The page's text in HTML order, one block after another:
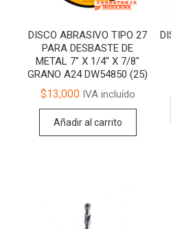
DISCO ABRASIVO TIPO 27
PARA DESBASTE DE
METAL 7″ X 1/4″ X 7/8″
GRANO A24 DW54850 (25)
$13,000IVA incluído
Añadir al carrito